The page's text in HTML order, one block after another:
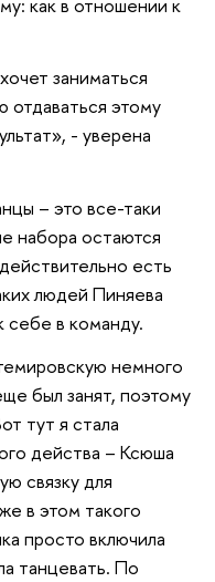
заниматься
этому
- уверена
– это все-таки
набора остаются
есть
людей Пиняева
себе в команду.
немного
был занят, поэтому
тут я стала
действа – Ксюша
связку для
в этом такого
просто включила
танцевать. По